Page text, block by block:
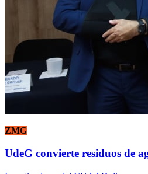
ZMG
UdeG convierte residuos de